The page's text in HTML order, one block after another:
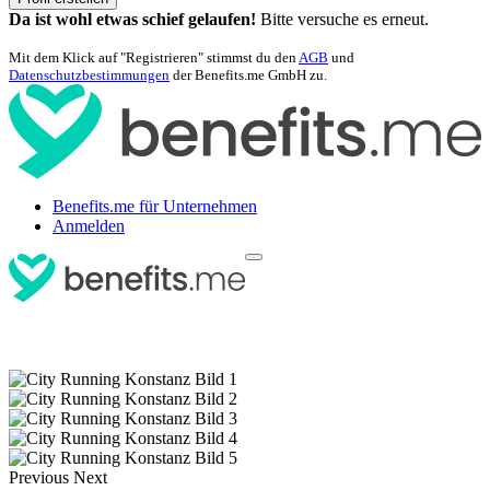
Da ist wohl etwas schief gelaufen! Bitte versuche es erneut.
Mit dem Klick auf "Registrieren" stimmst du denAGB und
Datenschutzbestimmungen der Benefits.me GmbH zu.
Benefits.me für Unternehmen
Anmelden
Previous Next